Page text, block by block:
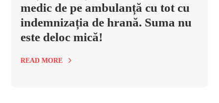
medic de pe ambulanță cu tot cu
indemnizația de hrană. Suma nu
este deloc mică!
READ MORE